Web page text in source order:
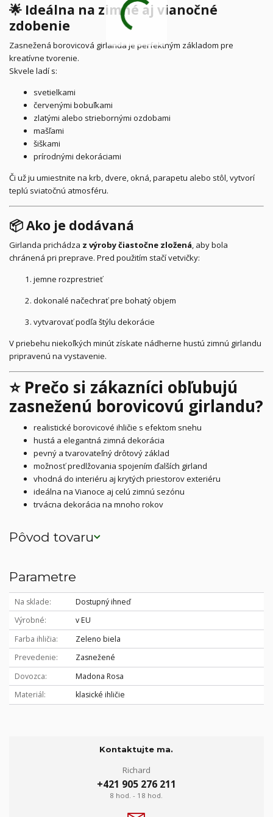
🌟 Ideálna na zimné aj vianočné
zdobenie
Zasnežená borovicová girlanda je perfektným základom pre
kreatívne tvorenie.
Skvele ladí s:
svetielkami
červenými bobuľkami
zlatými alebo striebornými ozdobami
mašľami
šiškami
prírodnými dekoráciami
Či už ju umiestnite na krb, dvere, okná, parapetu alebo stôl, vytvorí
teplú sviatočnú atmosféru.
📦 Ako je dodávaná
Girlanda prichádza z výroby čiastočne zložená, aby bola
chránená pri preprave. Pred použitím stačí vetvičky:
jemne rozprestrieť
dokonalé načechrať pre bohatý objem
vytvarovať podľa štýlu dekorácie
V priebehu niekoľkých minút získate nádherne hustú zimnú girlandu
pripravenú na vystavenie.
⭐ Prečo si zákazníci obľubujú
zasneženú borovicovú girlandu?
realistické borovicové ihličie s efektom snehu
hustá a elegantná zimná dekorácia
pevný a tvarovateľný drôtový základ
možnosť predlžovania spojením ďalších girland
vhodná do interiéru aj krytých priestorov exteriéru
ideálna na Vianoce aj celú zimnú sezónu
trvácna dekorácia na mnoho rokov
Pôvod tovaru
Parametre
Na sklade
Dostupný ihneď
Výrobné
v EU
Farba ihličia
Zeleno biela
Prevedenie
Zasnežené
Dovozca
Madona Rosa
Materiál
klasické ihličie
Kontaktujte ma.
Richard
+421 905 276 211
8 hod. - 18 hod.